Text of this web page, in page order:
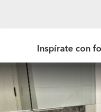
Inspírate con